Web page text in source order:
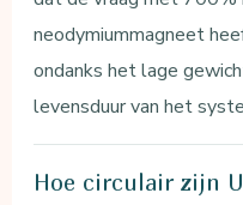
neodymiummagneet
ondanks het lage
levensduur van het
Hoe circulair zijn